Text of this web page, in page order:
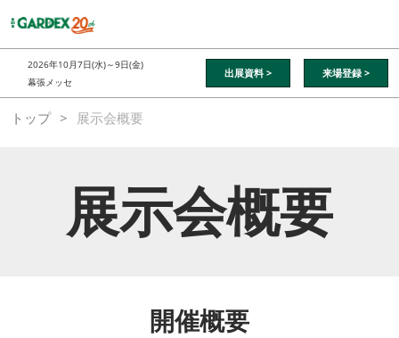
キ
ッ
し
て
2026年10月7日(水)～9日(金)
幕張メッセ
出展資料 > 来場登録 >
トップ 展示会概要
展示会概要
開催概要